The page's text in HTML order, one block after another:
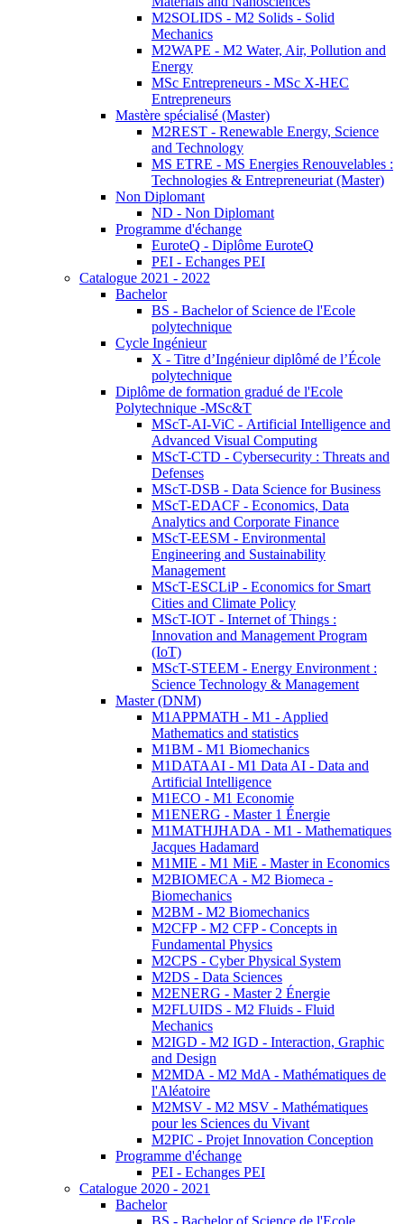
M2SOLIDS - M2 Solids - Solid
Mechanics
M2WAPE - M2 Water, Air, Pollution and
Energy
MSc Entrepreneurs - MSc X-HEC
Entrepreneurs
Mastère spécialisé (Master)
M2REST - Renewable Energy, Science
and Technology
MS ETRE - MS Energies Renouvelables :
Technologies & Entrepreneuriat (Master)
Non Diplomant
ND - Non Diplomant
Programme d'échange
EuroteQ - Diplôme EuroteQ
PEI - Echanges PEI
Catalogue 2021 - 2022
Bachelor
BS - Bachelor of Science de l'Ecole
polytechnique
Cycle Ingénieur
X - Titre d’Ingénieur diplômé de l’École
polytechnique
Diplôme de formation gradué de l'Ecole
Polytechnique -MSc&T
MScT-AI-ViC - Artificial Intelligence and
Advanced Visual Computing
MScT-CTD - Cybersecurity : Threats and
Defenses
MScT-DSB - Data Science for Business
MScT-EDACF - Economics, Data
Analytics and Corporate Finance
MScT-EESM - Environmental
Engineering and Sustainability
Management
MScT-ESCLiP - Economics for Smart
Cities and Climate Policy
MScT-IOT - Internet of Things :
Innovation and Management Program
(IoT)
MScT-STEEM - Energy Environment :
Science Technology & Management
Master (DNM)
M1APPMATH - M1 - Applied
Mathematics and statistics
M1BM - M1 Biomechanics
M1DATAAI - M1 Data AI - Data and
Artificial Intelligence
M1ECO - M1 Economie
M1ENERG - Master 1 Énergie
M1MATHJHADA - M1 - Mathematiques
Jacques Hadamard
M1MIE - M1 MiE - Master in Economics
M2BIOMECA - M2 Biomeca -
Biomechanics
M2BM - M2 Biomechanics
M2CFP - M2 CFP - Concepts in
Fundamental Physics
M2CPS - Cyber Physical System
M2DS - Data Sciences
M2ENERG - Master 2 Énergie
M2FLUIDS - M2 Fluids - Fluid
Mechanics
M2IGD - M2 IGD - Interaction, Graphic
and Design
M2MDA - M2 MdA - Mathématiques de
l'Aléatoire
M2MSV - M2 MSV - Mathématiques
pour les Sciences du Vivant
M2PIC - Projet Innovation Conception
Programme d'échange
PEI - Echanges PEI
Catalogue 2020 - 2021
Bachelor
BS - Bachelor of Science de l'Ecole